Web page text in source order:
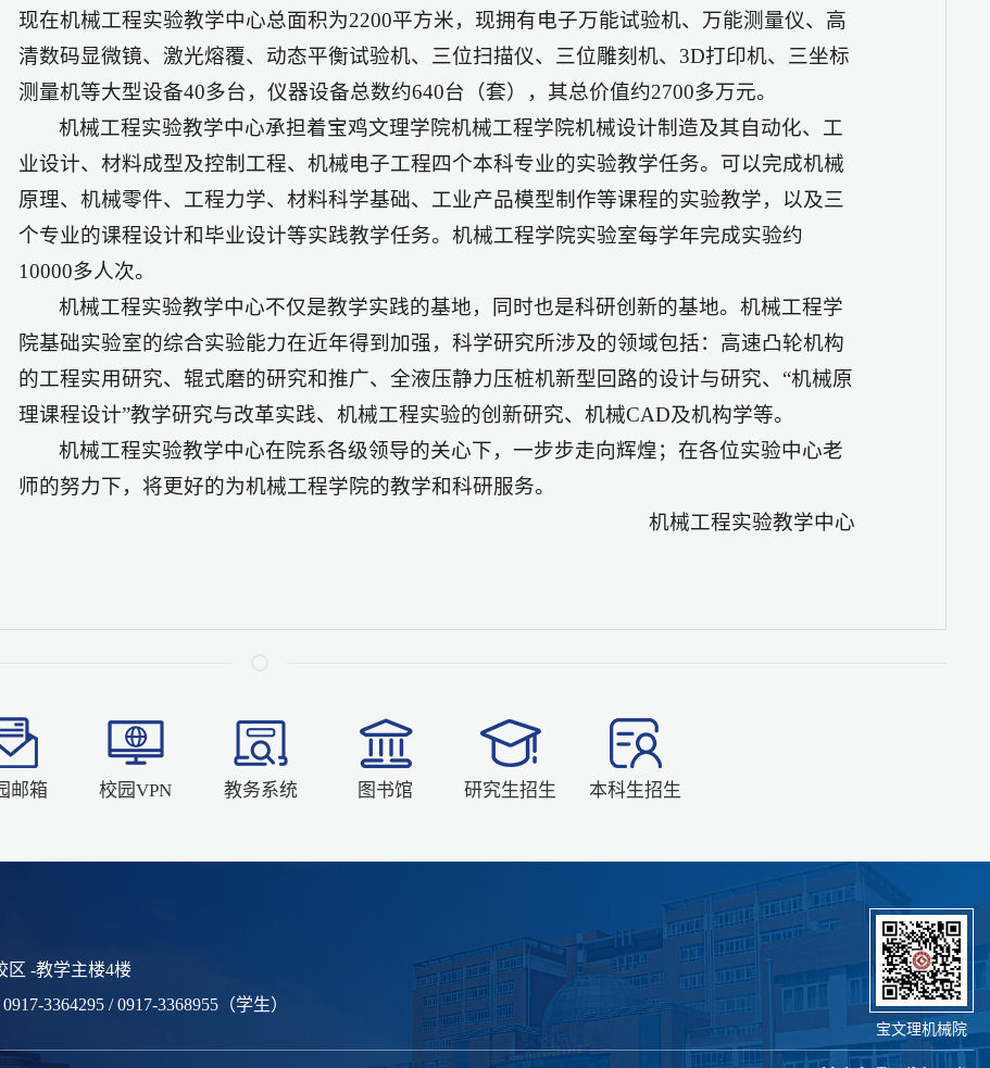
现在机械工程实验教学中心总面积为2200平方米，现拥有电子万能试验机、万能测量仪、高
清数码显微镜、激光熔覆、动态平衡试验机、三位扫描仪、三位雕刻机、3D打印机、三坐标
测量机等大型设备40多台，仪器设备总数约640台（套），其总价值约2700多万元。
机械工程实验教学中心承担着宝鸡文理学院机械工程学院机械设计制造及其自动化、工
业设计、材料成型及控制工程、机械电子工程四个本科专业的实验教学任务。可以完成机械
原理、机械零件、工程力学、材料科学基础、工业产品模型制作等课程的实验教学，以及三
个专业的课程设计和毕业设计等实践教学任务。机械工程学院实验室每学年完成实验约
10000多人次。
机械工程实验教学中心不仅是教学实践的基地，同时也是科研创新的基地。机械工程学
院基础实验室的综合实验能力在近年得到加强，科学研究所涉及的领域包括：高速凸轮机构
的工程实用研究、辊式磨的研究和推广、全液压静力压桩机新型回路的设计与研究、“机械原
理课程设计”教学研究与改革实践、机械工程实验的创新研究、机械CAD及机构学等。
机械工程实验教学中心在院系各级领导的关心下，一步步走向辉煌；在各位实验中心老
师的努力下，将更好的为机械工程学院的教学和科研服务。
机械工程实验教学中心
邮箱 校园VPN 教务系统 图书馆 研究生招生 本科生招生
区 -教学主楼4楼
3364295 / 0917-3368955（学生）
宝文理机械院